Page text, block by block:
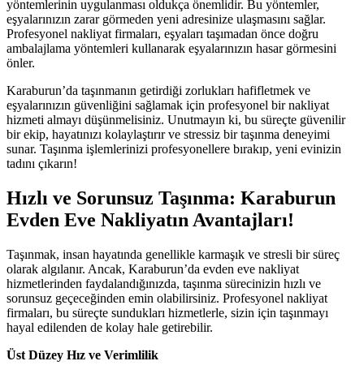
yöntemlerinin uygulanması oldukça önemlidir. Bu yöntemler,
eşyalarınızın zarar görmeden yeni adresinize ulaşmasını sağlar.
Profesyonel nakliyat firmaları, eşyaları taşımadan önce doğru
ambalajlama yöntemleri kullanarak eşyalarınızın hasar görmesini
önler.
Karaburun’da taşınmanın getirdiği zorlukları hafifletmek ve
eşyalarınızın güvenliğini sağlamak için profesyonel bir nakliyat
hizmeti almayı düşünmelisiniz. Unutmayın ki, bu süreçte güvenilir
bir ekip, hayatınızı kolaylaştırır ve stressiz bir taşınma deneyimi
sunar. Taşınma işlemlerinizi profesyonellere bırakıp, yeni evinizin
tadını çıkarın!
Hızlı ve Sorunsuz Taşınma: Karaburun
Evden Eve Nakliyatın Avantajları!
Taşınmak, insan hayatında genellikle karmaşık ve stresli bir süreç
olarak algılanır. Ancak, Karaburun’da evden eve nakliyat
hizmetlerinden faydalandığınızda, taşınma sürecinizin hızlı ve
sorunsuz geçeceğinden emin olabilirsiniz. Profesyonel nakliyat
firmaları, bu süreçte sundukları hizmetlerle, sizin için taşınmayı
hayal edilenden de kolay hale getirebilir.
Üst Düzey Hız ve Verimlilik